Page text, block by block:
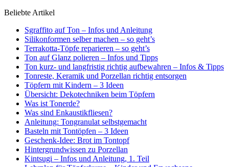
Beliebte Artikel
Sgraffito auf Ton – Infos und Anleitung
Silikonformen selber machen – so geht’s
Terrakotta-Töpfe reparieren – so geht’s
Ton auf Glanz polieren – Infos und Tipps
Ton kurz- und langfristig richtig aufbewahren – Infos & Tipps
Tonreste, Keramik und Porzellan richtig entsorgen
Töpfern mit Kindern – 3 Ideen
Übersicht: Dekotechniken beim Töpfern
Was ist Tonerde?
Was sind Enkaustikfliesen?
Anleitung: Tongranulat selbstgemacht
Basteln mit Tontöpfen – 3 Ideen
Geschenk-Idee: Brot im Tontopf
Hintergrundwissen zu Porzellan
Kintsugi – Infos und Anleitung, 1. Teil